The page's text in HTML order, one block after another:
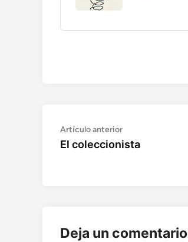
Navegación
de
Artículo anteriorArtículo
anterior:
El coleccionista
Deja un comentario